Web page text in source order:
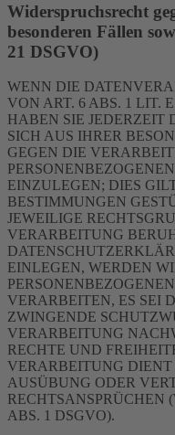
Widerspruchsrecht
besonderen Fällen
21 DSGVO)
WENN DIE
VON ART. 6 ABS. 1 LIT.
HABEN SIE JEDERZEIT
SICH AUS IHRER
GEGEN DIE
EINZULEGEN; DIES
BESTIMMUNGEN
JEWEILIGE
VERARBEITUNG
EINLEGEN, WERDEN
VERARBEITEN, ES SEI
ZWINGENDE
VERARBEITUNG
RECHTE UND
VERARBEITUNG
AUSÜBUNG ODER
RECHTSANSPRÜCHEN
ABS. 1 DSGVO).